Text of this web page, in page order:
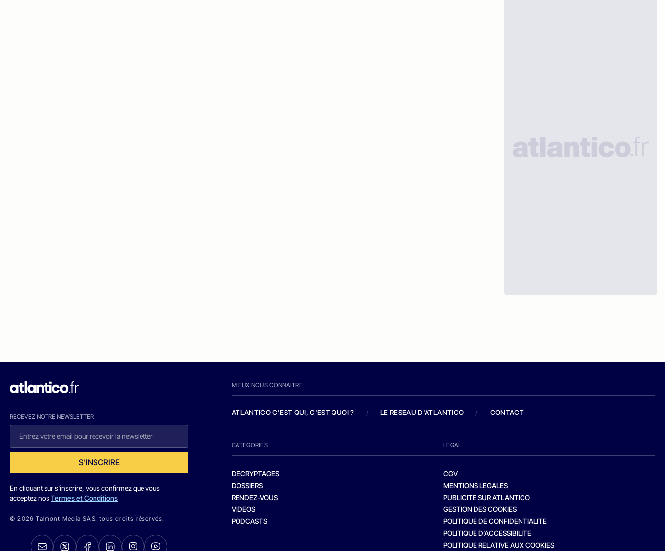
RECEVEZ NOTRE NEWSLETTER
S'INSCRIRE
En cliquant sur s'inscrire, vous confirmez que vous
acceptez nosTermes et Conditions
© 2026 Talmont Media SAS. tous droits réservés.
MIEUX NOUS CONNAITRE
ATLANTICO C'EST QUI, C'EST QUOI ? / LE RESEAU D'ATLANTICO / CONTACT
CATEGORIES
DECRYPTAGES
DOSSIERS
RENDEZ-VOUS
VIDEOS
PODCASTS
LEGAL
CGV
MENTIONS LEGALES
PUBLICITE SUR ATLANTICO
GESTION DES COOKIES
POLITIQUE DE CONFIDENTIALITE
POLITIQUE D’ACCESSIBILITE
POLITIQUE RELATIVE AUX COOKIES